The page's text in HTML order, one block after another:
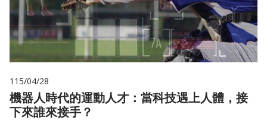
115/04/28
機器人時代的運動人才：當科技遇上人體，接
下來誰來接手？